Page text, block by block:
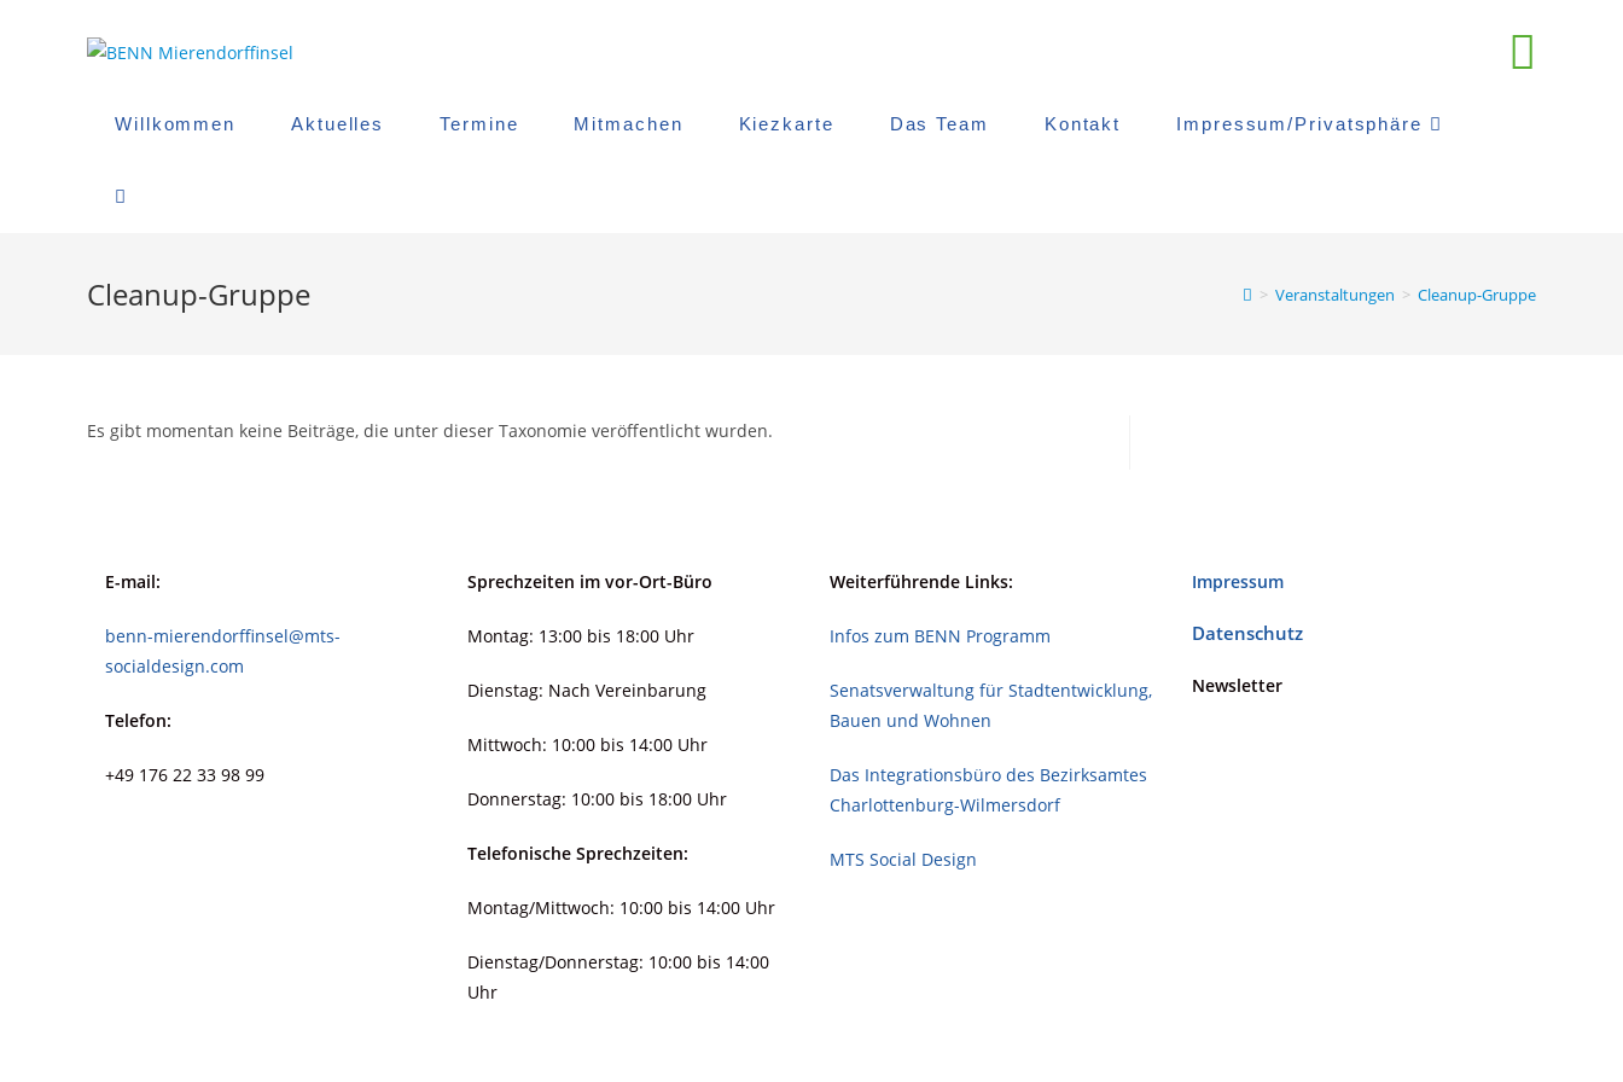
Willkommen Aktuelles Termine Mitmachen Kiezkarte Das Team Kontakt Impressum/Privatsphäre
Website-
Cleanup-Gruppe > Veranstaltungen > Cleanup-Gruppe
Es gibt momentan keine Beiträge, die unter dieser Taxonomie veröffentlicht wurden.
E-mail:
benn-mierendorffinsel@mts-
socialdesign.com
Telefon:
+49 176 22 33 98 99
Sprechzeiten im vor-Ort-Büro
Montag: 13:00 bis 18:00 Uhr
Dienstag: Nach Vereinbarung
Mittwoch: 10:00 bis 14:00 Uhr
Donnerstag: 10:00 bis 18:00 Uhr
Telefonische Sprechzeiten:
Montag/Mittwoch: 10:00 bis 14:00 Uhr
Dienstag/Donnerstag: 10:00 bis 14:00
Uhr
Weiterführende Links:
Infos zum BENN Programm
Senatsverwaltung für Stadt­ent­wicklung,
Bauen und Wohnen
Das Integrationsbüro des Bezirksamtes
Charlottenburg-Wilmersdorf
MTS Social Design
Impressum
Datenschutz
Newsletter